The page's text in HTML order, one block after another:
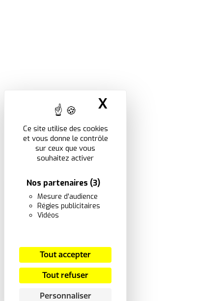
Ce site utilise des cookies
et vous donne le contrôle
sur ceux que vous
souhaitez activer
Nos partenaires (3)
Mesure d'audience
Régies publicitaires
Vidéos
Tout accepter
Tout refuser
Personnaliser
XMasquer le